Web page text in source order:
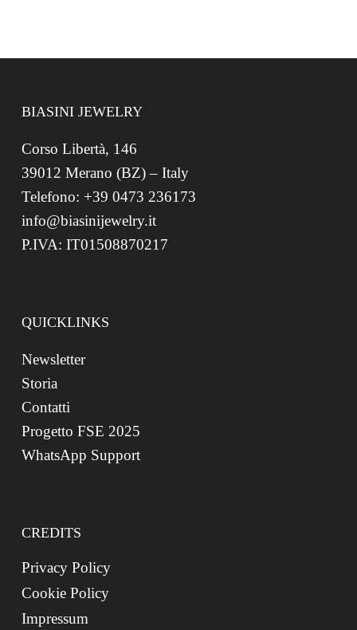
BIASINI JEWELRY
Corso Libertà, 146
39012 Merano (BZ) – Italy
Telefono: +39 0473 236173
info@biasinijewelry.it
P.IVA: IT01508870217
QUICKLINKS
Newsletter
Storia
Contatti
Progetto FSE 2025
WhatsApp Support
CREDITS
Privacy Policy
Cookie Policy
Impressum